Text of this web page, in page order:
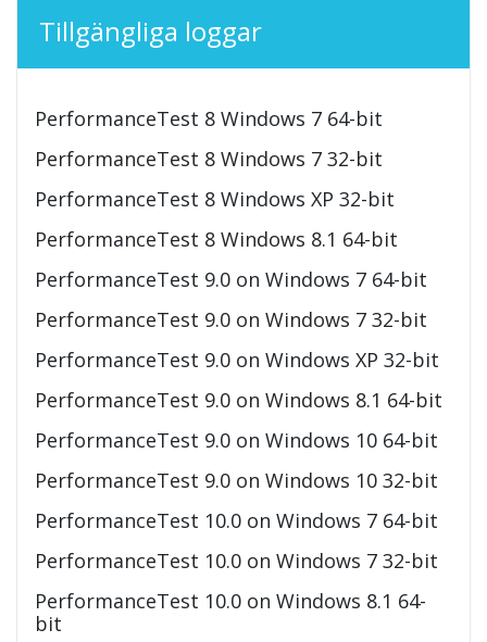
Tillgängliga loggar
PerformanceTest 8 Windows 7 64-bit
PerformanceTest 8 Windows 7 32-bit
PerformanceTest 8 Windows XP 32-bit
PerformanceTest 8 Windows 8.1 64-bit
PerformanceTest 9.0 on Windows 7 64-bit
PerformanceTest 9.0 on Windows 7 32-bit
PerformanceTest 9.0 on Windows XP 32-bit
PerformanceTest 9.0 on Windows 8.1 64-bit
PerformanceTest 9.0 on Windows 10 64-bit
PerformanceTest 9.0 on Windows 10 32-bit
PerformanceTest 10.0 on Windows 7 64-bit
PerformanceTest 10.0 on Windows 7 32-bit
PerformanceTest 10.0 on Windows 8.1 64-
bit